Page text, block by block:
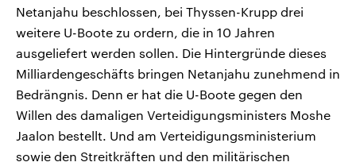
Netanjahu beschlossen, bei Thyssen-Krupp drei
weitere U-Boote zu ordern, die in 10 Jahren
ausgeliefert werden sollen. Die Hintergründe dieses
Milliardengeschäfts bringen Netanjahu zunehmend in
Bedrängnis. Denn er hat die U-Boote gegen den
Willen des damaligen Verteidigungsministers Moshe
Jaalon bestellt. Und am Verteidigungsministerium
sowie den Streitkräften und den militärischen